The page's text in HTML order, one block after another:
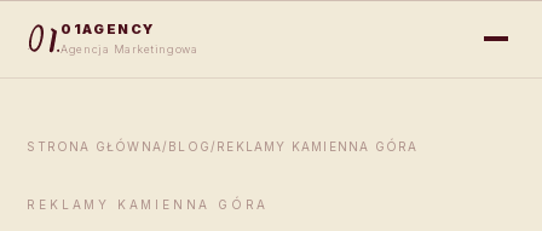
01AGENCY
Agencja Marketingowa
STRONA GŁÓWNA / BLOG / REKLAMY KAMIENNA GÓRA
REKLAMY KAMIENNA GÓRA